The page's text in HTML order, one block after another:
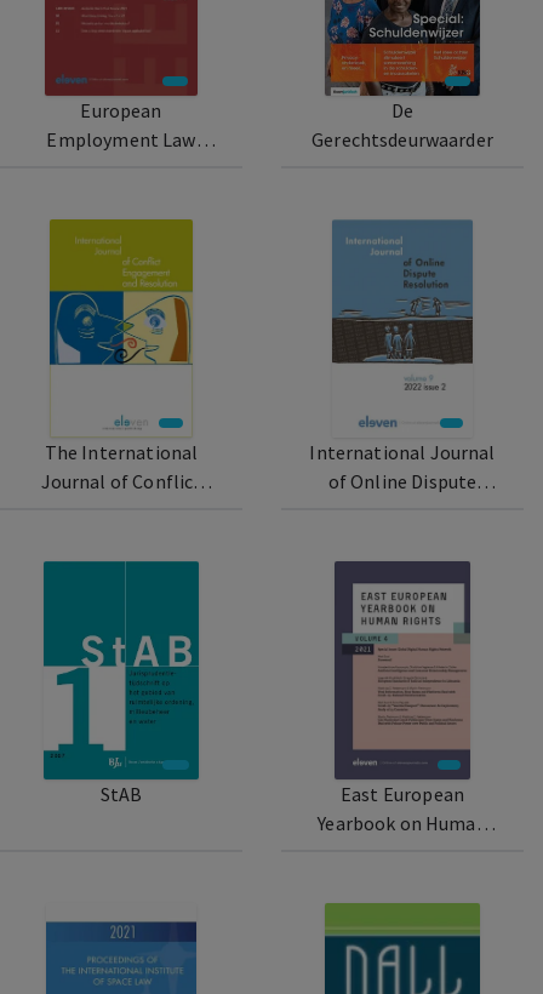
European
Employment Law
De
Gerechtsdeurwaarder
The International
Journal of Conflict
International Journal
of Online Dispute
StAB
East European
Yearbook on Human